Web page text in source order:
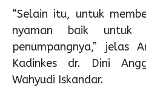
“Selain itu, untuk
nyaman baik untuk
penumpangnya,” jelas
Kadinkes dr. Dini
Wahyudi Iskandar.